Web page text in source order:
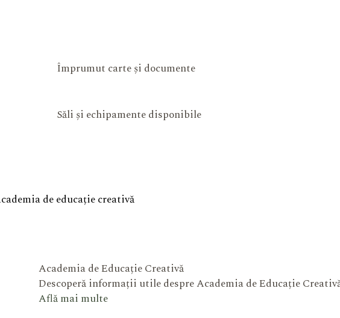
Împrumut carte și documente
Săli și echipamente disponibile
de educație creativă
Academia de Educație Creativă
Descoperă informații utile despre Academia de Educație
Află mai multe